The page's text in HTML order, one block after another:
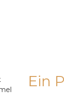
Ein